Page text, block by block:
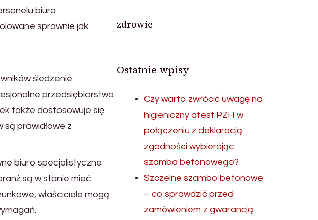
biura
sprawnie jak
śledzenie
przedsiębiorstwo
także dostosowuje się
prawidłowe z
biuro specjalistyczne
są w stanie mieć
właściciele mogą
zdrowie
Ostatnie wpisy
Czy warto zwrócić uwagę na
higieniczny atest PZH w
połączeniu z deklaracją
zgodności wybierając
szamba betonowego?
Szczelne szambo betonowe
– co sprawdzić przed
zamówieniem z gwarancją